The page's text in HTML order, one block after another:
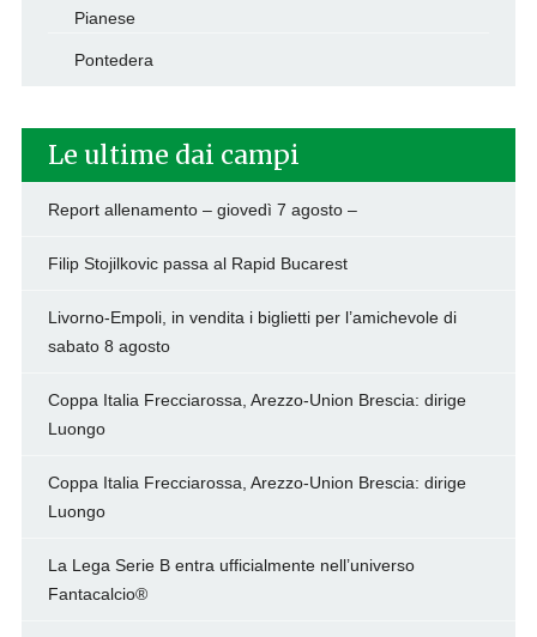
Pianese
Pontedera
Le ultime dai campi
Report allenamento – giovedì 7 agosto –
Filip Stojilkovic passa al Rapid Bucarest
Livorno-Empoli, in vendita i biglietti per l’amichevole di
sabato 8 agosto
Coppa Italia Frecciarossa, Arezzo-Union Brescia: dirige
Luongo
Coppa Italia Frecciarossa, Arezzo-Union Brescia: dirige
Luongo
La Lega Serie B entra ufficialmente nell’universo
Fantacalcio®